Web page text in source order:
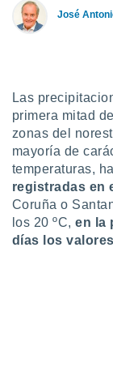
a la
nos
y análisis
en
como
perfil
y
en
CONFIGURACIÓN
José
Las
primera mitad
zonas del
mayoría de
temperaturas,
registradas en
Coruña o
los 20 ºC,en la
días los